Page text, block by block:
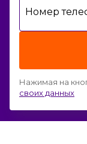
Номер
Нажимая на
своих данных